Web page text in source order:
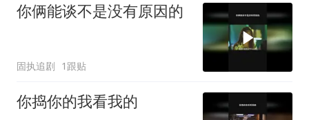
你俩能谈不是没有原因的
固执追剧 1跟贴
你捣你的我看我的